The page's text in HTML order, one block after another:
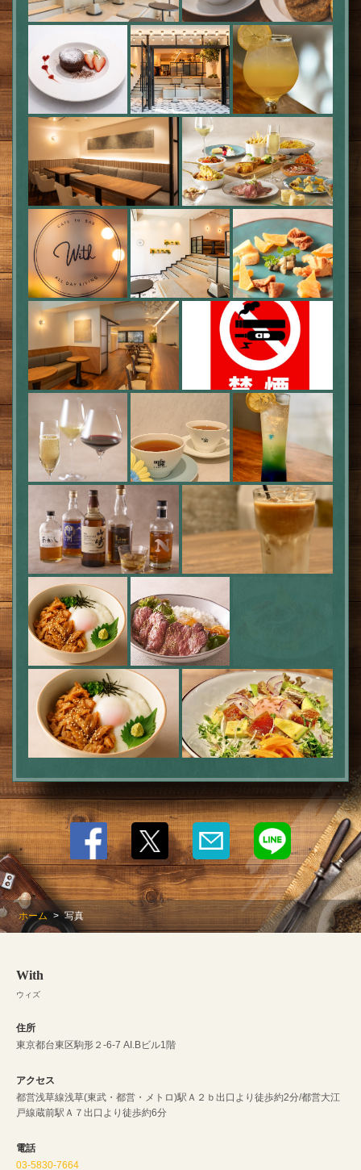
ホーム 写真
With
ウィズ
住所
東京都台東区駒形２-6-7 AI.Bビル1階
アクセス
都営浅草線浅草(東武・都営・メトロ)駅Ａ２ｂ出口より徒歩約2分/都営大江
戸線蔵前駅Ａ７出口より徒歩約6分
電話
03-5830-7664